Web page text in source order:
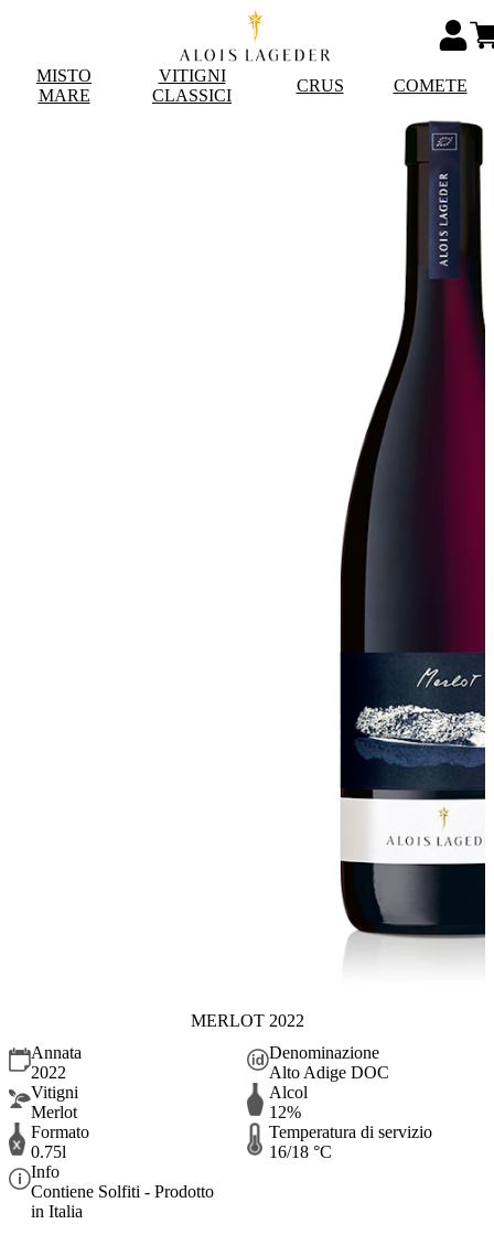
MISTO
MARE
VITIGNI
CLASSICI
CRUS COMETE
MERLOT 2022
Annata
2022
Denominazione
Alto Adige DOC
Vitigni
Merlot
Alcol
12%
Formato
0.75l
Temperatura di servizio
16/18 °C
Info
Contiene Solfiti - Prodotto
in Italia